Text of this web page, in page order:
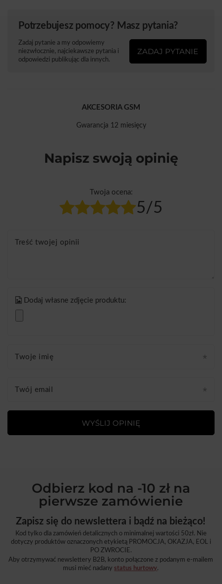
Potrzebujesz pomocy? Masz pytania?
Zadaj pytanie a my odpowiemy
niezwłocznie, najciekawsze pytania i
odpowiedzi publikując dla innych.
ZADAJ PYTANIE
AKCESORIA GSM
Gwarancja 12 miesięcy
Napisz swoją opinię
Twoja ocena:
5/5
Treść twojej opinii
Dodaj własne zdjęcie produktu:
Twoje imię
Twój email
WYŚLIJ OPINIĘ
Odbierz kod na -10 zł na
pierwsze zamówienie
Zapisz się do newslettera i bądź na bieżąco!
Kod tylko dla zamówień detalicznych o minimalnej wartości 50zł. Nie
dotyczy produktów oznaczonych etykietą PROMOCJA, OKAZJA, EOL i
PO ZWROCIE.
Aby otrzymywać newslettery B2B, konto połączone z podanym e-mailem
musi mieć nadany status hurtowy.